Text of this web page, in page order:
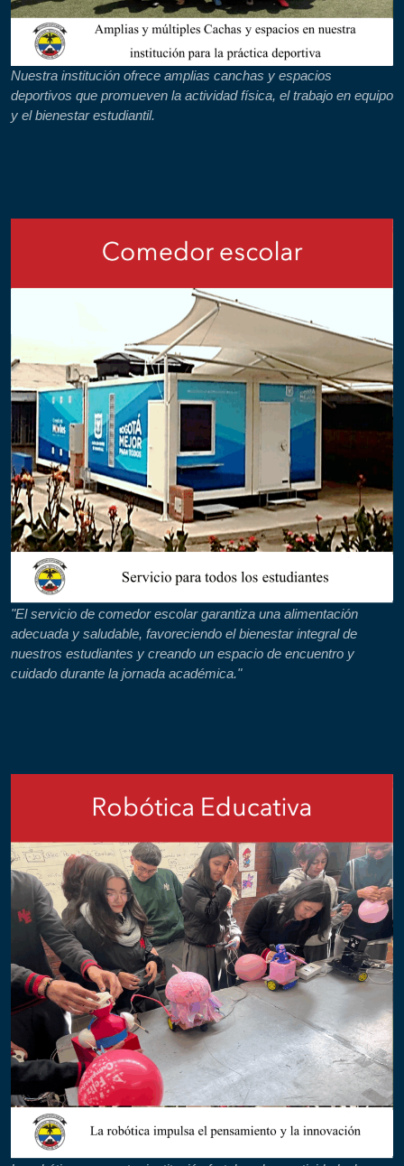
Nuestra institución ofrece amplias canchas y espacios
deportivos que promueven la actividad física, el trabajo en equipo
y el bienestar estudiantil.
"El servicio de comedor escolar garantiza una alimentación
adecuada y saludable, favoreciendo el bienestar integral de
nuestros estudiantes y creando un espacio de encuentro y
cuidado durante la jornada académica."